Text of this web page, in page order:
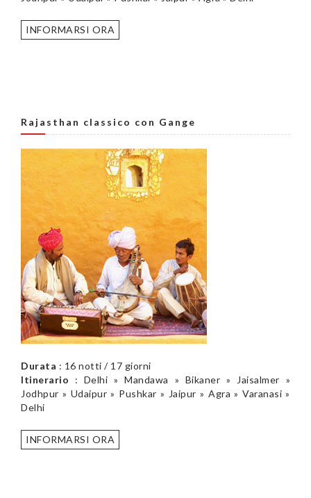
INFORMARSI ORA
Rajasthan classico con Gange
Durata : 16 notti / 17 giorni
Itinerario : Delhi » Mandawa » Bikaner » Jaisalmer »
Jodhpur » Udaipur » Pushkar » Jaipur » Agra » Varanasi »
Delhi
INFORMARSI ORA